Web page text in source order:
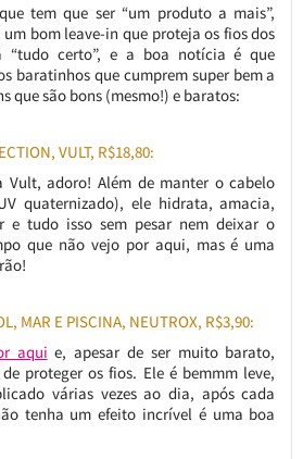
tem que ser “um produto a mais”,
um bom leave-in que proteja os fios dos
“tudo certo”, e a boa notícia é que
baratinhos que cumprem super bem a
que são bons (mesmo!) e baratos:
VULT, R$18,80:
Vult, adoro! Além de manter o cabelo
quaternizado), ele hidrata, amacia,
e tudo isso sem pesar nem deixar o
que não vejo por aqui, mas é uma
MAR E PISCINA, NEUTROX, R$3,90:
aqui e, apesar de ser muito barato,
proteger os fios. Ele é bemmm leve,
várias vezes ao dia, após cada
tenha um efeito incrível é uma boa